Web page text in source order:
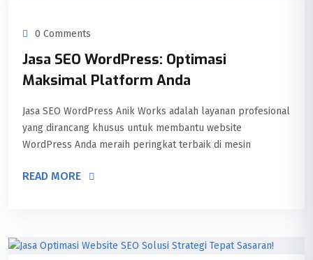
0 Comments
Jasa SEO WordPress: Optimasi
Maksimal Platform Anda
Jasa SEO WordPress Anik Works adalah layanan profesional
yang dirancang khusus untuk membantu website
WordPress Anda meraih peringkat terbaik di mesin
READ MORE